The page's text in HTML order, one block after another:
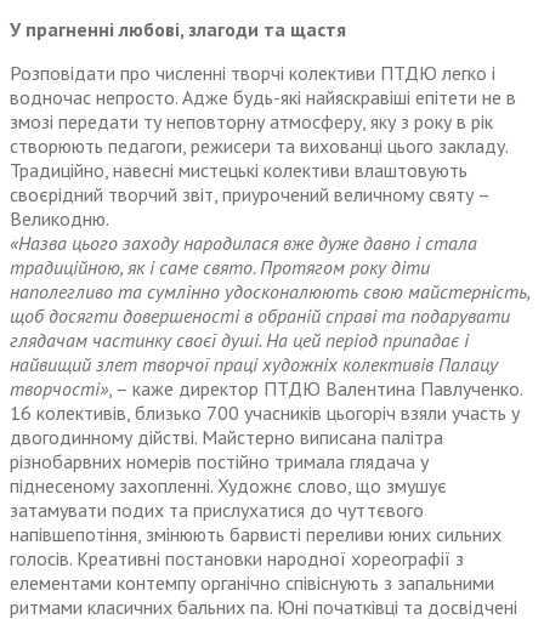
У прагненні любові, злагоди та щастя
Розповідати про численні творчі колективи ПТДЮ легко і
водночас непросто. Адже будь-які найяскравіші епітети не в
змозі передати ту неповторну атмосферу, яку з року в рік
створюють педагоги, режисери та вихованці цього закладу.
Традиційно, навесні мистецькі колективи влаштовують
своєрідний творчий звіт, приурочений величному святу –
Великодню.
«Назва цього заходу народилася вже дуже давно і стала
традиційною, як і саме свято. Протягом року діти
наполегливо та сумлінно удосконалюють свою майстерність,
щоб досягти довершеності в обраній справі та подарувати
глядачам частинку своєї душі. На цей період припадає і
найвищий злет творчої праці художніх колективів Палацу
творчості», – каже директор ПТДЮ Валентина Павлученко.
16 колективів, близько 700 учасників цьогоріч взяли участь у
двогодинному дійстві. Майстерно виписана палітра
різнобарвних номерів постійно тримала глядача у
піднесеному захопленні. Художнє слово, що змушує
затамувати подих та прислухатися до чуттєвого
напівшепотіння, змінюють барвисті переливи юних сильних
голосів. Креативні постановки народної хореографії з
елементами контемпу органічно співіснують з запальними
ритмами класичних бальних па. Юні початківці та досвідчені